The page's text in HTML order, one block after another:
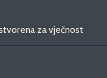
za vječnost